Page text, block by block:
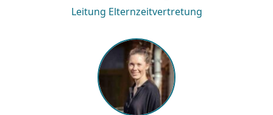
Leitung Elternzeitvertretung